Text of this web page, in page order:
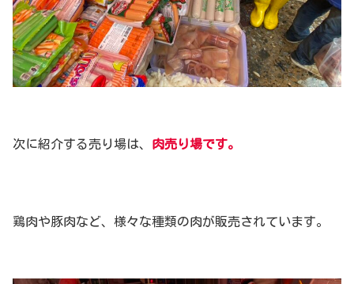
次に紹介する売り場は、 肉売り場です。
鶏肉や豚肉など、様々な種類の肉が販売されています。